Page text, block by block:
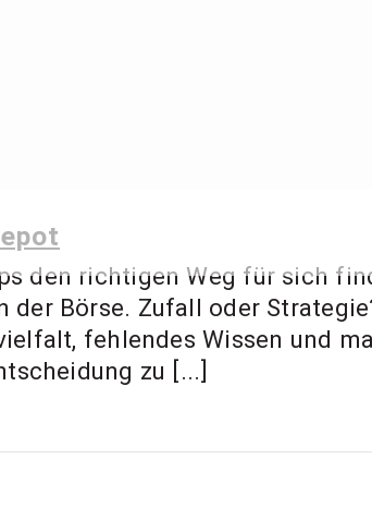
–
Coach,
den richtigen Weg für sich
der Börse. Zufall oder
fehlendes Wissen und
zu [...]